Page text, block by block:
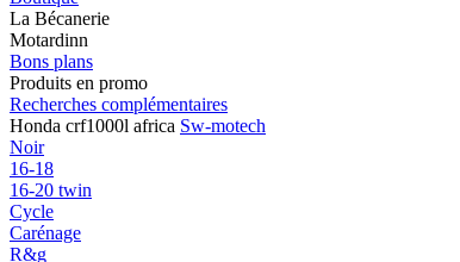
La Bécanerie
Motardinn
Bons plans
Produits en promo
Recherches complémentaires
Honda crf1000l africa Sw-motech
Noir
16-18
16-20 twin
Cycle
Carénage
R&g